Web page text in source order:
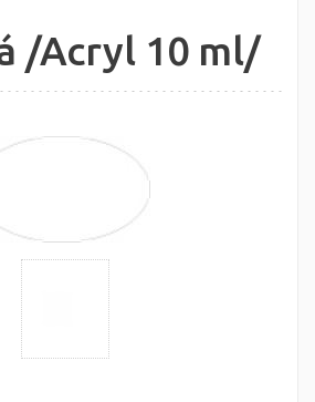
/Acryl 10 ml/